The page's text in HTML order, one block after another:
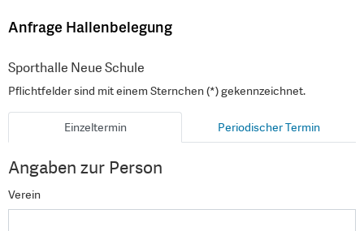
Anfrage Hallenbelegung
Sporthalle Neue Schule
Pflichtfelder sind mit einem Sternchen (*) gekennzeichnet.
Einzeltermin Periodischer Termin
Angaben zur Person
Verein